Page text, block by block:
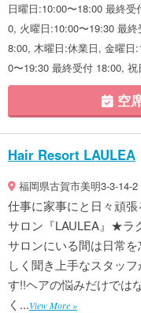
日曜日:10:00〜18:00 最終
0, 火曜日:10:00〜19:30 最
8:00, 木曜日:休業日, 金曜日
0〜19:30 最終受付 18:00,
空
Hair Resort LAULEA
福岡県古賀市美明3-3-14-2
仕事に家事にと日々頑
サロン『LAULEA』★ラ
サロンにいる間は日常
しく聞き上手なスタッ
す!!ヘアの悩みだけでは
く...View More »